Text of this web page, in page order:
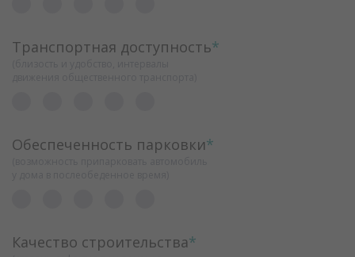
Транспортная доступность*
Обеспеченность парковки*
Качество строительства*